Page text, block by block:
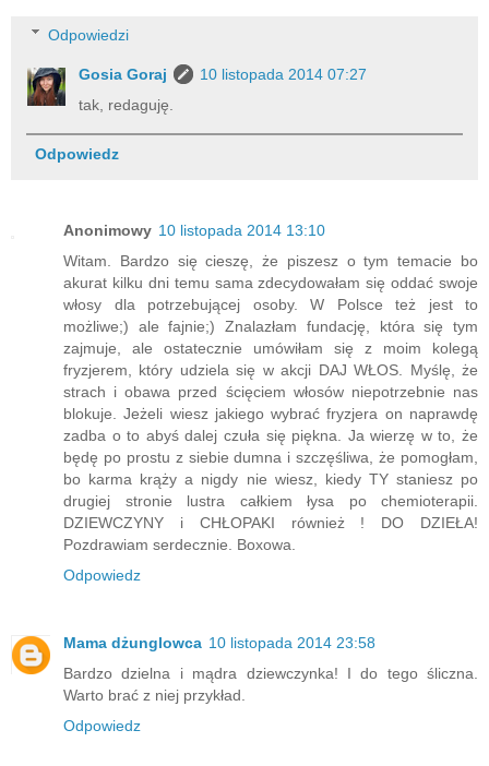
Odpowiedzi
Gosia Goraj
10 listopada 2014 07:27
tak, redaguję.
Odpowiedz
Anonimowy 10 listopada 2014 13:10
Witam. Bardzo się cieszę, że piszesz o tym temacie bo
akurat kilku dni temu sama zdecydowałam się oddać swoje
włosy dla potrzebującej osoby. W Polsce też jest to
możliwe;) ale fajnie;) Znalazłam fundację, która się tym
zajmuje, ale ostatecznie umówiłam się z moim kolegą
fryzjerem, który udziela się w akcji DAJ WŁOS. Myślę, że
strach i obawa przed ścięciem włosów niepotrzebnie nas
blokuje. Jeżeli wiesz jakiego wybrać fryzjera on naprawdę
zadba o to abyś dalej czuła się piękna. Ja wierzę w to, że
będę po prostu z siebie dumna i szczęśliwa, że pomogłam,
bo karma krąży a nigdy nie wiesz, kiedy TY staniesz po
drugiej stronie lustra całkiem łysa po chemioterapii.
DZIEWCZYNY i CHŁOPAKI również ! DO DZIEŁA!
Pozdrawiam serdecznie. Boxowa.
Odpowiedz
Mama dżunglowca 10 listopada 2014 23:58
Bardzo dzielna i mądra dziewczynka! I do tego śliczna.
Warto brać z niej przykład.
Odpowiedz